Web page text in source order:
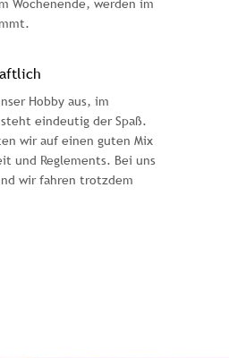
Wochenende, werden im
Hobby aus, im
eindeutig der Spaß.
wir auf einen guten Mix
und Reglements. Bei uns
wir fahren trotzdem